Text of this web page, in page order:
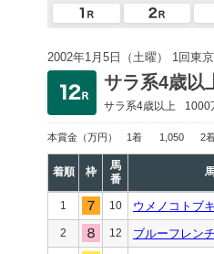
2002年1月5日（土曜） 1回東京
サラ系4歳以
サラ系4歳以上 1000
本賞金 （万円） 1着 1,050 2
着順 枠
馬
番
1 10 ウメノコトブキ
2 12 ブルーフレンチ